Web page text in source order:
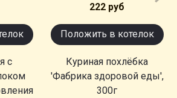
с
222 руб
Положить в котелок
Куриная похлёбка
'Фабрика здоровой еды',
300г